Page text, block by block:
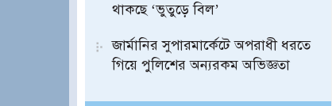
থাকছে ‘ভুতুড়ে বিল’
জার্মানির সুপারমার্কেটে অপরাধী ধরতে
গিয়ে পুলিশের অন্যরকম অভিজ্ঞতা